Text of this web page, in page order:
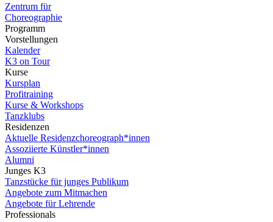
Zentrum für
Choreographie
Programm
Vorstellungen
Kalender
K3 on Tour
Kurse
Kursplan
Profitraining
Kurse & Workshops
Tanzklubs
Residenzen
Aktuelle Residenzchoreograph*innen
Assoziierte Künstler*innen
Alumni
Junges K3
Tanzstücke für junges Publikum
Angebote zum Mitmachen
Angebote für Lehrende
Professionals